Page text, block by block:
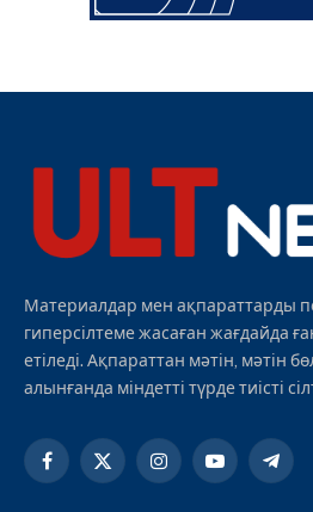
Материалдар мен ақпараттарды
гиперсілтеме жасаған жағдайда
етіледі. Ақпараттан мәтін, мәтін
алынғанда міндетті түрде тиісті
Facebook
X
InstagramYouTube